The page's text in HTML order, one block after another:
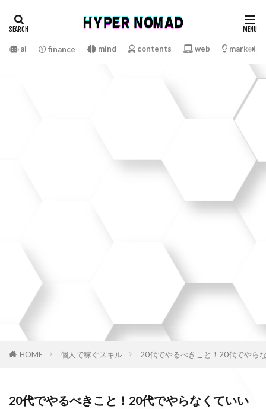
ai finance mind contents web
HOME 個人で稼ぐスキル 20代でやるべきこと！20代でやら
20代でやるべきこと！20代でやらなくていい